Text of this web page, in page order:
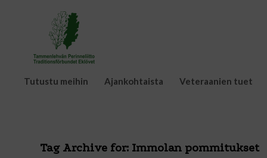
Tutustu meihin Ajankohtaista Veteraanien tuet
Tag Archive for: Immolan pommitukset